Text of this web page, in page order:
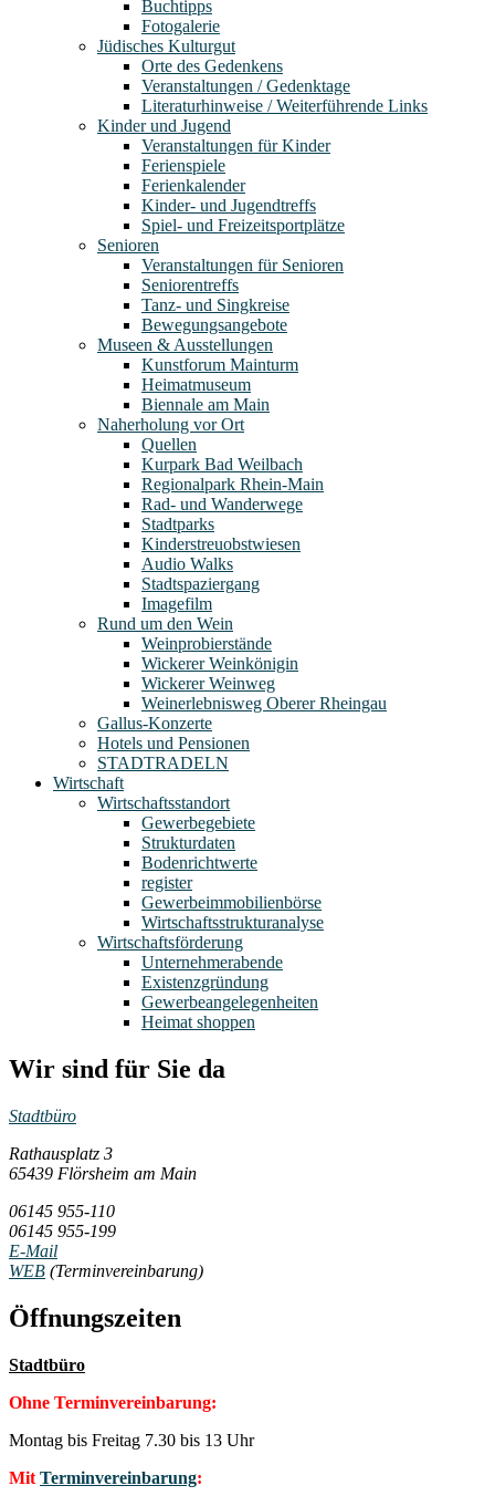
Buchtipps
Fotogalerie
Jüdisches Kulturgut
Orte des Gedenkens
Veranstaltungen / Gedenktage
Literaturhinweise / Weiterführende Links
Kinder und Jugend
Veranstaltungen für Kinder
Ferienspiele
Ferienkalender
Kinder- und Jugendtreffs
Spiel- und Freizeitsportplätze
Senioren
Veranstaltungen für Senioren
Seniorentreffs
Tanz- und Singkreise
Bewegungsangebote
Museen & Ausstellungen
Kunstforum Mainturm
Heimatmuseum
Biennale am Main
Naherholung vor Ort
Quellen
Kurpark Bad Weilbach
Regionalpark Rhein-Main
Rad- und Wanderwege
Stadtparks
Kinderstreuobstwiesen
Audio Walks
Stadtspaziergang
Imagefilm
Rund um den Wein
Weinprobierstände
Wickerer Weinkönigin
Wickerer Weinweg
Weinerlebnisweg Oberer Rheingau
Gallus-Konzerte
Hotels und Pensionen
STADTRADELN
Wirtschaft
Wirtschaftsstandort
Gewerbegebiete
Strukturdaten
Bodenrichtwerte
register
Gewerbeimmobilienbörse
Wirtschaftsstrukturanalyse
Wirtschaftsförderung
Unternehmerabende
Existenzgründung
Gewerbeangelegenheiten
Heimat shoppen
Wir sind für Sie da
Stadtbüro
Rathausplatz 3
65439 Flörsheim am Main
06145 955-110
06145 955-199
E-Mail
WEB (Terminvereinbarung)
Öffnungszeiten
Stadtbüro
Ohne Terminvereinbarung:
Montag bis Freitag 7.30 bis 13 Uhr
Mit Terminvereinbarung: